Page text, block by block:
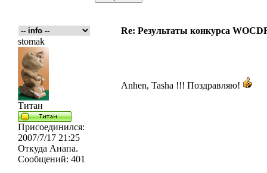
Re: Результаты конкурса
stomak
Титан
Присоединился:
2007/7/17 21:25
Откуда Анапа.
Сообщений: 401
Anhen, Tasha !!! Поздравляю!